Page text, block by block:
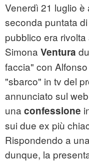
Venerdì 21 luglio
seconda puntata di
pubblico era
Simona Ventura
faccia" con
"sbarco" in tv del
annunciato sul
una confessione
sui due ex più
Rispondendo a
dunque, la